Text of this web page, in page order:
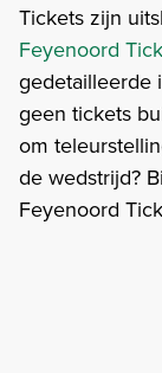
Tickets zijn
Feyenoord
gedetailleerde
geen tickets
om
de wedstrijd?
Feyenoord